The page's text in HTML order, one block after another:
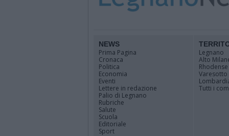
NEWS
Prima Pagina
Cronaca
Politica
Economia
Eventi
Lettere in redazione
Palio di Legnano
Rubriche
Salute
Scuola
Editoriale
Sport
Legnano
Alto
Rhodense
Varesotto
Tutti i